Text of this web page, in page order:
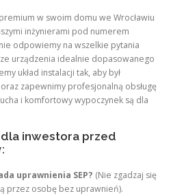
w swoim domu we Wrocławiu
inżynierami pod numerem
odpowiemy na wszelkie pytania
urządzenia idealnie dopasowanego
układ instalacji tak, aby był
zapewnimy profesjonalną obsługę
i komfortowy wypoczynek są dla
inwestora przed
uprawnienia SEP? (Nie zgadzaj się
przez osobę bez uprawnień).